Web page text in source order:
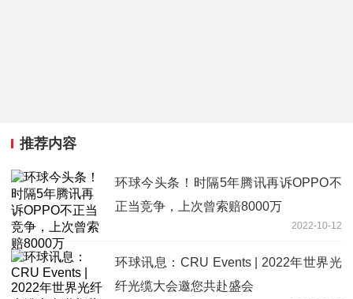
推荐内容
环球今头条！时隔5年腾讯再诉OPPO不
正当竞争，上次曾索赔8000万
2022-10-12
环球讯息：CRU Events | 2022年世界光
纤光缆大会邀您共赴盛会